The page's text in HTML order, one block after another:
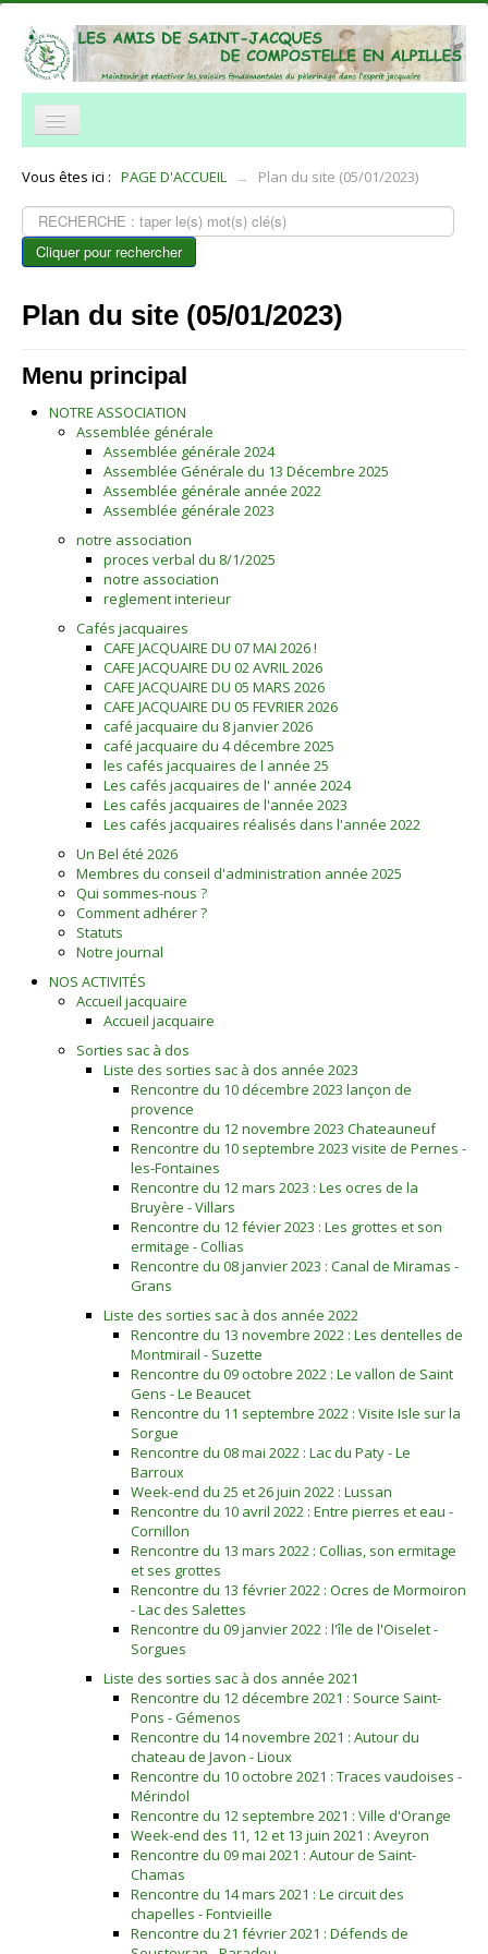
NOS ACTIVITÉS
ACCUEIL
INFORMATIONS PRATIQUES
RÉSEAUX
NOUS CONTACTER
Histoire et legendes
notre association
Vous êtes ici : PAGE D'ACCUEIL →
Plan du site (05/01/2023)
Rechercher
Cliquer pour rechercher
Plan du site (05/01/2023)
Menu principal
NOTRE ASSOCIATION
Assemblée générale
Assemblée générale 2024
Assemblée Générale du 13 Décembre 2025
Assemblée générale année 2022
Assemblée générale 2023
notre association
proces verbal du 8/1/2025
notre association
reglement interieur
Cafés jacquaires
CAFE JACQUAIRE DU 07 MAI 2026 !
CAFE JACQUAIRE DU 02 AVRIL 2026
CAFE JACQUAIRE DU 05 MARS 2026
CAFE JACQUAIRE DU 05 FEVRIER 2026
café jacquaire du 8 janvier 2026
café jacquaire du 4 décembre 2025
les cafés jacquaires de l année 25
Les cafés jacquaires de l' année 2024
Les cafés jacquaires de l'année 2023
Les cafés jacquaires réalisés dans l'année 2022
Un Bel été 2026
Membres du conseil d'administration année 2025
Qui sommes-nous ?
Comment adhérer ?
Statuts
Notre journal
NOS ACTIVITÉS
Accueil jacquaire
Accueil jacquaire
Sorties sac à dos
Liste des sorties sac à dos année 2023
Rencontre du 10 décembre 2023 lançon de
provence
Rencontre du 12 novembre 2023 Chateauneuf
Rencontre du 10 septembre 2023 visite de Pernes -
les-Fontaines
Rencontre du 12 mars 2023 : Les ocres de la
Bruyère - Villars
Rencontre du 12 févier 2023 : Les grottes et son
ermitage - Collias
Rencontre du 08 janvier 2023 : Canal de Miramas -
Grans
Liste des sorties sac à dos année 2022
Rencontre du 13 novembre 2022 : Les dentelles de
Montmirail - Suzette
Rencontre du 09 octobre 2022 : Le vallon de Saint
Gens - Le Beaucet
Rencontre du 11 septembre 2022 : Visite Isle sur la
Sorgue
Rencontre du 08 mai 2022 : Lac du Paty - Le
Barroux
Week-end du 25 et 26 juin 2022 : Lussan
Rencontre du 10 avril 2022 : Entre pierres et eau -
Cornillon
Rencontre du 13 mars 2022 : Collias, son ermitage
et ses grottes
Rencontre du 13 février 2022 : Ocres de Mormoiron
- Lac des Salettes
Rencontre du 09 janvier 2022 : l'île de l'Oiselet -
Sorgues
Liste des sorties sac à dos année 2021
Rencontre du 12 décembre 2021 : Source Saint-
Pons - Gémenos
Rencontre du 14 novembre 2021 : Autour du
chateau de Javon - Lioux
Rencontre du 10 octobre 2021 : Traces vaudoises -
Mérindol
Rencontre du 12 septembre 2021 : Ville d'Orange
Week-end des 11, 12 et 13 juin 2021 : Aveyron
Rencontre du 09 mai 2021 : Autour de Saint-
Chamas
Rencontre du 14 mars 2021 : Le circuit des
chapelles - Fontvieille
Rencontre du 21 février 2021 : Défends de